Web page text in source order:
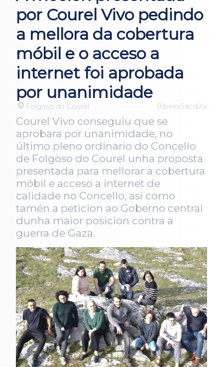
por Courel Vivo pedindo
a mellora da cobertura
móbil e o acceso a
internet foi aprobada
por unanimidade
Folgoso do Courel RibeiraSacraXa
Courel Vivo conseguiu que se
aprobara por unanimidade, no
último pleno ordinario do Concello
de Folgoso do Courel unha proposta
presentada para mellorar a cobertura
móbil e acceso a internet de
calidade no Concello, así como
tamén a peticion ao Goberno central
dunha maior posicion contra a
guerra de Gaza.